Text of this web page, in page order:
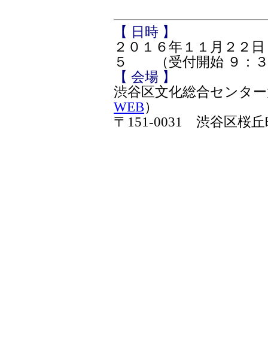
【 日時 】
２０１６年１１月２２
５ （受付開始 ９：３
【 会場 】
渋谷区文化総合センタ
WEB）
〒151-0031 渋谷区桜丘